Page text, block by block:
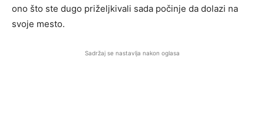
ono što ste dugo priželjkivali sada počinje da dolazi na
svoje mesto.
Sadržaj se nastavlja nakon oglasa